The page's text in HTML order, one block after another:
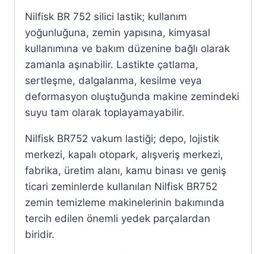
Nilfisk BR 752 silici lastik; kullanım
yoğunluğuna, zemin yapısına, kimyasal
kullanımına ve bakım düzenine bağlı olarak
zamanla aşınabilir. Lastikte çatlama,
sertleşme, dalgalanma, kesilme veya
deformasyon oluştuğunda makine zemindeki
suyu tam olarak toplayamayabilir.
Nilfisk BR752 vakum lastiği; depo, lojistik
merkezi, kapalı otopark, alışveriş merkezi,
fabrika, üretim alanı, kamu binası ve geniş
ticari zeminlerde kullanılan Nilfisk BR752
zemin temizleme makinelerinin bakımında
tercih edilen önemli yedek parçalardan
biridir.